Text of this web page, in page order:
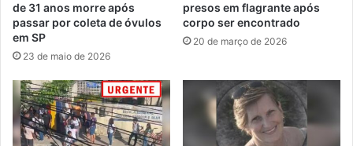
de 31 anos morre após
passar por coleta de óvulos
em SP
23 de maio de 2026
presos em flagrante após
corpo ser encontrado
20 de março de 2026